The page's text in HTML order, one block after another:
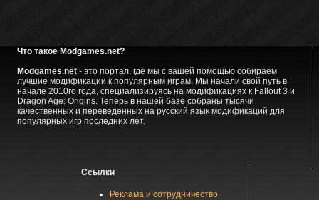
Что такое Modgames.net?
Modgames.net- это портал, где мы с вашей помощью собираем
лучшие модификации к популярным играм. Мы начали свой путь в
начале 2010го года, специализируясь на модификациях к Fallout 3 и
Dragon Age: Origins. Теперь в нашей базе собраны тысячи
качественных и переведенных на русский язык модификаций для
популярных игр последних лет.
Ссылки
Реклама и сотрудничество